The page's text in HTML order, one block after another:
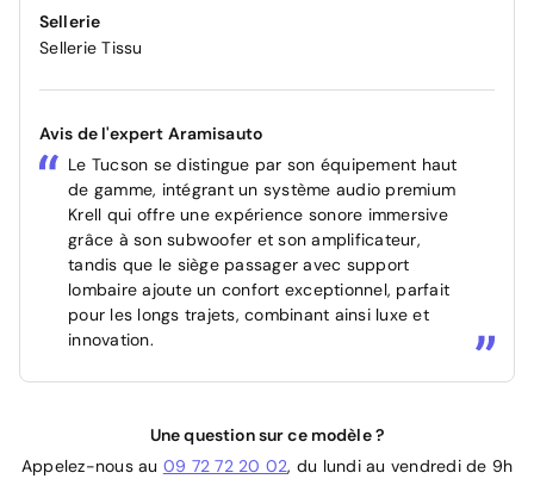
Sellerie
Sellerie Tissu
Avis de l'expert Aramisauto
Le Tucson se distingue par son équipement haut
de gamme, intégrant un système audio premium
Krell qui offre une expérience sonore immersive
grâce à son subwoofer et son amplificateur,
tandis que le siège passager avec support
lombaire ajoute un confort exceptionnel, parfait
pour les longs trajets, combinant ainsi luxe et
innovation.
Une question sur ce modèle ?
Appelez-nous au 09 72 72 20 02, du lundi au vendredi de 9h